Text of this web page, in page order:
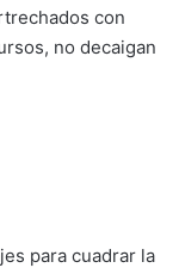
con
no decaigan
para cuadrar la